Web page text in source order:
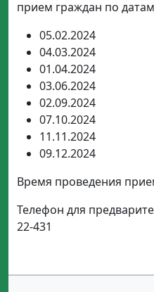
прием граждан по
05.02.2024
04.03.2024
01.04.2024
03.06.2024
02.09.2024
07.10.2024
11.11.2024
09.12.2024
Время проведения
Телефон для
22-431